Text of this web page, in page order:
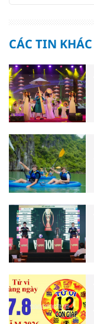
CÁC TIN KHÁC